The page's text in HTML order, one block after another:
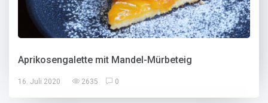
Aprikosengalette mit Mandel-Mürbeteig
16. Juli 2020 2635 0